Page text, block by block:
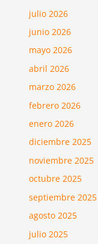
julio 2026
junio 2026
mayo 2026
abril 2026
marzo 2026
febrero 2026
enero 2026
diciembre 2025
noviembre 2025
octubre 2025
septiembre 2025
agosto 2025
julio 2025